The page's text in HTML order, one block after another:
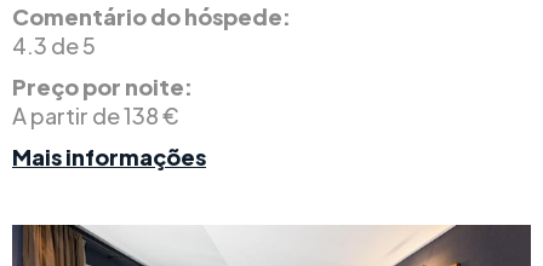
Comentário do hóspede:
4.3 de 5
Preço por noite:
A partir de 138 €
Mais informações